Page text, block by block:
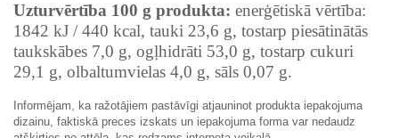
Uzturvērtība 100 g produkta: enerģētiskā vērtība:
1842 kJ / 440 kcal, tauki 23,6 g, tostarp piesātinātās
taukskābes 7,0 g, ogļhidrāti 53,0 g, tostarp cukuri
29,1 g, olbaltumvielas 4,0 g, sāls 0,07 g.
Informējam, ka ražotājiem pastāvīgi atjauninot produkta iepakojuma
dizainu, faktiskā preces izskats un iepakojuma forma var nedaudz